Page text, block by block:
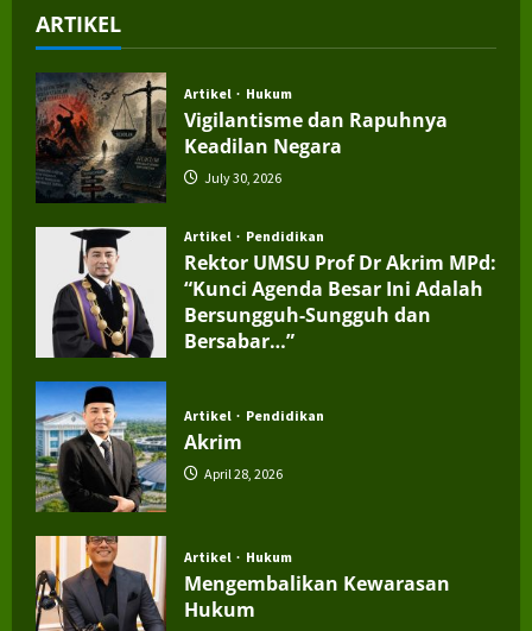
ARTIKEL
Artikel Hukum
Vigilantisme dan Rapuhnya
Keadilan Negara
July 30, 2026
Artikel Pendidikan
Rektor UMSU Prof Dr Akrim MPd:
“Kunci Agenda Besar Ini Adalah
Bersungguh-Sungguh dan
Bersabar…”
Artikel Pendidikan
Akrim
April 28, 2026
Artikel Hukum
Mengembalikan Kewarasan
Hukum